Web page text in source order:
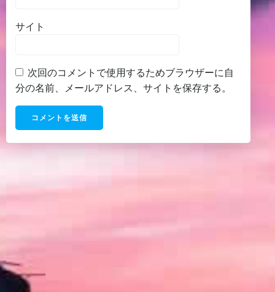
サイト
次回のコメントで使用するためブラウザーに自
分の名前、メールアドレス、サイトを保存する。